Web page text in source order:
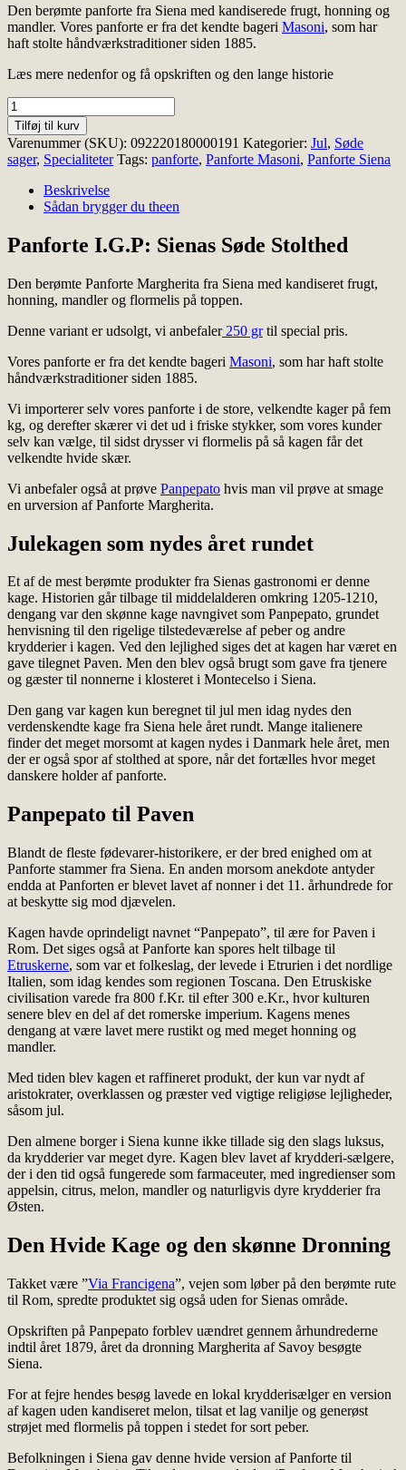
Den berømte panforte fra Siena med kandiserede frugt, honning og
mandler. Vores panforte er fra det kendte bageri Masoni, som har
haft stolte håndværkstraditioner siden 1885.
Læs mere nedenfor og få opskriften og den lange historie
Panforte
antal
Tilføj til kurv
Varenummer (SKU): 092220180000191 Kategorier: Jul, Søde
sager, Specialiteter Tags: panforte, Panforte Masoni, Panforte Siena
Beskrivelse
Sådan brygger du theen
Panforte I.G.P: Sienas Søde Stolthed
Den berømte Panforte Margherita fra Siena med kandiseret frugt,
honning, mandler og flormelis på toppen.
Denne variant er udsolgt, vi anbefaler250 grtil special pris.
Vores panforte er fra det kendte bageri Masoni, som har haft stolte
håndværkstraditioner siden 1885.
Vi importerer selv vores panforte i de store, velkendte kager på fem
kg, og derefter skærer vi det ud i friske stykker, som vores kunder
selv kan vælge, til sidst drysser vi flormelis på så kagen får det
velkendte hvide skær.
Vi anbefaler også at prøve Panpepato hvis man vil prøve at smage
en urversion af Panforte Margherita.
Julekagen som nydes året rundet
Et af de mest berømte produkter fra Sienas gastronomi er denne
kage. Historien går tilbage til middelalderen omkring 1205-1210,
dengang var den skønne kage navngivet som Panpepato, grundet
henvisning til den rigelige tilstedeværelse af peber og andre
krydderier i kagen. Ved den lejlighed siges det at kagen har været en
gave tilegnet Paven. Men den blev også brugt som gave fra tjenere
og gæster til nonnerne i klosteret i Montecelso i Siena.
Den gang var kagen kun beregnet til jul men idag nydes den
verdenskendte kage fra Siena hele året rundt. Mange italienere
finder det meget morsomt at kagen nydes i Danmark hele året, men
der er også spor af stolthed at spore, når det fortælles hvor meget
danskere holder af panforte.
Panpepato til Paven
Blandt de fleste fødevarer-historikere, er der bred enighed om at
Panforte stammer fra Siena. En anden morsom anekdote antyder
endda at Panforten er blevet lavet af nonner i det 11. århundrede for
at beskytte sig mod djævelen.
Kagen havde oprindeligt navnet “Panpepato”, til ære for Paven i
Rom. Det siges også at Panforte kan spores helt tilbage til
Etruskerne, som var et folkeslag, der levede i Etrurien i det nordlige
Italien, som idag kendes som regionen Toscana. Den Etruskiske
civilisation varede fra 800 f.Kr. til efter 300 e.Kr., hvor kulturen
senere blev en del af det romerske imperium. Kagens menes
dengang at være lavet mere rustikt og med meget honning og
mandler.
Med tiden blev kagen et raffineret produkt, der kun var nydt af
aristokrater, overklassen og præster ved vigtige religiøse lejligheder,
såsom jul.
Den almene borger i Siena kunne ikke tillade sig den slags luksus,
da krydderier var meget dyre. Kagen blev lavet af krydderi-sælgere,
der i den tid også fungerede som farmaceuter, med ingredienser som
appelsin, citrus, melon, mandler og naturligvis dyre krydderier fra
Østen.
Den Hvide Kage og den skønne Dronning
Takket være ”Via Francigena”, vejen som løber på den berømte rute
til Rom, spredte produktet sig også uden for Sienas område.
Opskriften på Panpepato forblev uændret gennem århundrederne
indtil året 1879, året da dronning Margherita af Savoy besøgte
Siena.
For at fejre hendes besøg lavede en lokal krydderisælger en version
af kagen uden kandiseret melon, tilsat et lag vanilje og generøst
strøjet med flormelis på toppen i stedet for sort peber.
Befolkningen i Siena gav denne hvide version af Panforte til